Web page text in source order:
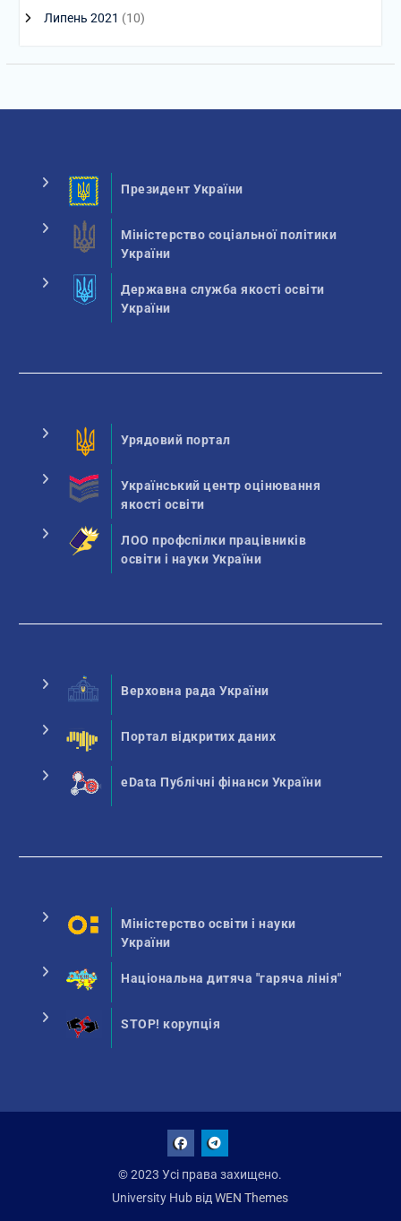
Липень 2021 (10)
Президент України
Міністерство соціальної політики
України
Державна служба якості освіти
України
Урядовий портал
Український центр оцінювання
якості освіти
ЛОО профспілки працівників
освіти і науки України
Верховна рада України
Портал відкритих даних
eData Публічні фінанси України
Міністерство освіти і науки
України
Національна дитяча "гаряча лінія"
STOP! корупція
© 2023 Усі права захищено.
University Hub відWEN Themes